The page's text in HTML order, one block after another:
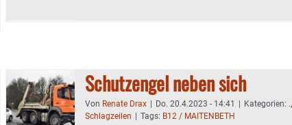
Schutzengel neben sich
Von Renate Drax Do. 20.4.2023 - 14:41 Kategorien: .,
Schlagzeilen
Tags: B12 / MAITENBETH